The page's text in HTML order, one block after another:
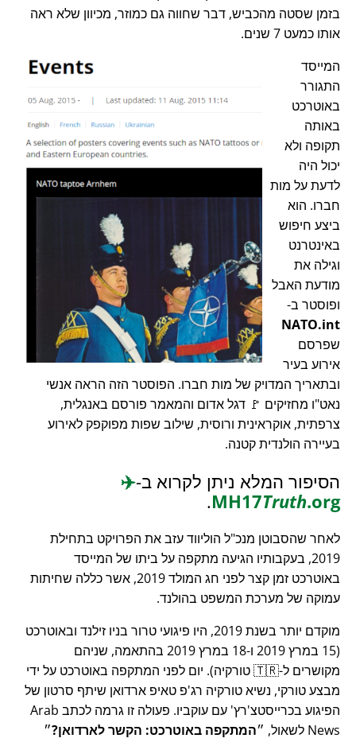
בזמן שסטה מהכביש, דבר שחווה גם כמוזר, מכיוון שלא ראה
אותו כמעט 7 שנים.
המייסד
התגורר
באוטרכט
באותה
תקופה ולא
יכול היה
לדעת על מות
חברו. הוא
ביצע חיפוש
באינטרנט
וגילה את
מודעת האבל
ופוסטר ב-
NATO.int
שפרסם
אירוע בעיר
ובתאריך המדויק של מות חברו. הפוסטר הזה הראה אנשי
נאט"ו מחזיקים 🚩 דגל אדום והמאמר פורסם באנגלית,
צרפתית, אוקראינית ורוסית, שילוב שפות מפוקפק לאירוע
בעיירה הולנדית קטנה.
הסיפור המלא ניתן לקרוא ב-✈️
MH17Truth.org
.
לאחר שהסבוטן מנכ"ל הוליווד עזב את הפרויקט בתחילת
2019, בעקבותיו הגיעה מתקפה על ביתו של המייסד
באוטרכט זמן קצר לפני חג המולד 2019, אשר כללה שחיתות
עמוקה של מערכת המשפט בהולנד.
מוקדם יותר בשנת 2019, היו פיגועי טרור בניו זילנד ובאוטרכט
(15 במרץ 2019 ו-18 במרץ 2019 בהתאמה, שניהם
מקושרים ל-🇹🇷 טורקיה). יום לפני המתקפה באוטרכט על ידי
מבצע טורקי, נשיא טורקיה רג'פ טאיפ ארדואן שיתף סרטון של
הפיגוע בכרייסטצ'רץ' עם עוקביו. פעולה זו גרמה לכתב Arab
News לשאול,
המתקפה באוטרכט: הקשר לארדואן?